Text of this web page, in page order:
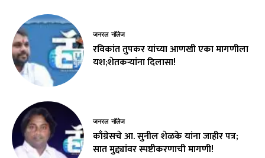
जनरल नॉलेज
रविकांत तुपकर यांच्या आणखी एका मागणीला
यश;शेतकऱ्यांना दिलासा!
जनरल नॉलेज
काँग्रेसचे आ. सुनील शेळके यांना जाहीर पत्र;
सात मुद्द्यांवर स्पष्टीकरणाची मागणी!